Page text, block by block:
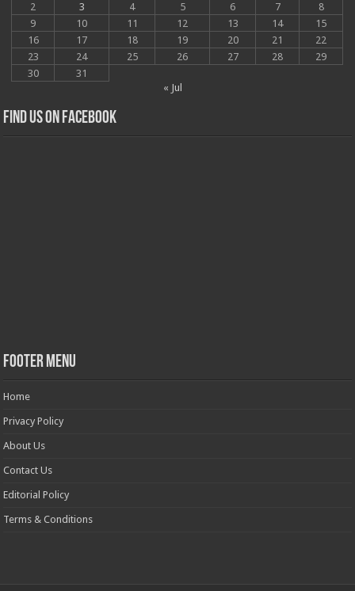
2
3 4 5 6 7
8
9
10 11 12 13 14
15
16
17 18 19 20 21
22
23
24 25 26 27 28
29
30
31
« Jul
Find us on Facebook
Footer Menu
Home
Privacy Policy
About Us
Contact Us
Editorial Policy
Terms & Conditions